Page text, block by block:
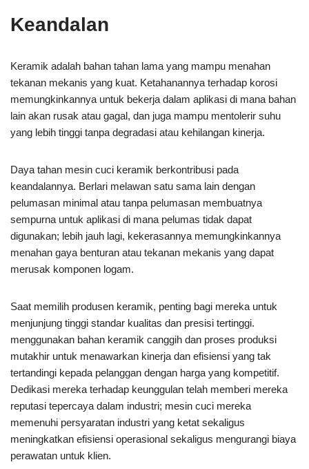
Keandalan
Keramik adalah bahan tahan lama yang mampu menahan
tekanan mekanis yang kuat. Ketahanannya terhadap korosi
memungkinkannya untuk bekerja dalam aplikasi di mana bahan
lain akan rusak atau gagal, dan juga mampu mentolerir suhu
yang lebih tinggi tanpa degradasi atau kehilangan kinerja.
Daya tahan mesin cuci keramik berkontribusi pada
keandalannya. Berlari melawan satu sama lain dengan
pelumasan minimal atau tanpa pelumasan membuatnya
sempurna untuk aplikasi di mana pelumas tidak dapat
digunakan; lebih jauh lagi, kekerasannya memungkinkannya
menahan gaya benturan atau tekanan mekanis yang dapat
merusak komponen logam.
Saat memilih produsen keramik, penting bagi mereka untuk
menjunjung tinggi standar kualitas dan presisi tertinggi.
menggunakan bahan keramik canggih dan proses produksi
mutakhir untuk menawarkan kinerja dan efisiensi yang tak
tertandingi kepada pelanggan dengan harga yang kompetitif.
Dedikasi mereka terhadap keunggulan telah memberi mereka
reputasi tepercaya dalam industri; mesin cuci mereka
memenuhi persyaratan industri yang ketat sekaligus
meningkatkan efisiensi operasional sekaligus mengurangi biaya
perawatan untuk klien.